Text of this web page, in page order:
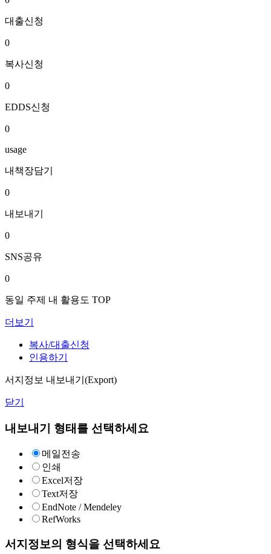
대출신청
0
복사신청
0
EDDS신청
0
usage
내책장담기
0
내보내기
0
SNS공유
0
동일 주제 내 활용도 TOP
더보기
복사/대출신청
인용하기
서지정보 내보내기(Export)
닫기
내보내기 형태를 선택하세요
메일전송
인쇄
Excel저장
Text저장
EndNote / Mendeley
RefWorks
서지정보의 형식을 선택하세요